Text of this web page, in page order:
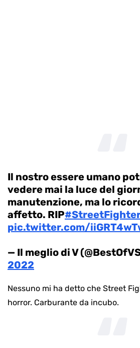
Il nostro essere umano
vedere mai la luce del
manutenzione, ma lo
affetto. RIP
pic.twitter.com/
— Il meglio di V
2022
Nessuno mi ha detto che Street
horror. Carburante da incubo.